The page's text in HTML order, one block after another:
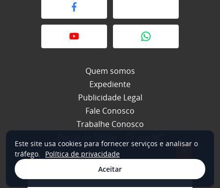
Quem somos
Expediente
Publicidade Legal
Fale Conosco
Trabalhe Conosco
© 2026 NSC Total. Todos os direitos reservados.
Este site usa cookies para fornecer serviços e analisar o
tráfego.
Política de privacidade
Aceitar